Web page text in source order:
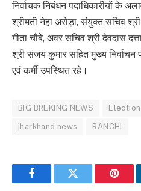
निर्वाचक निबंधन पदाधिकारीयों के
श्रीमती नेहा अरोड़ा, संयुक्त सचिव
गीता चौबे, अवर सचिव श्री देवदास
श्री संजय कुमार सहित मुख्य निर्वाचन
एवं कर्मी उपस्थित रहे।
BIG BREKING NEWS
jharkhand news RANCHI
FacebookTwitter